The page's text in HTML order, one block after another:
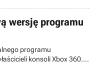
wersję programu
programu
konsoli Xbox 360.
posiadacze złotego
do testów wysłane